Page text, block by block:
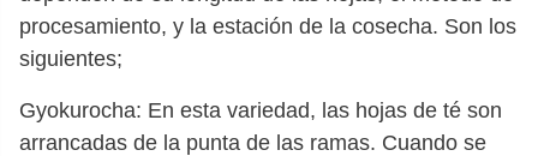
procesamiento, y la estación de la cosecha. Son los
siguientes;
Gyokurocha: En esta variedad, las hojas de té son
arrancadas de la punta de las ramas. Cuando se